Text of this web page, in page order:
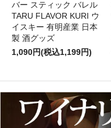
バー スティック バレル
TARU FLAVOR KURI ウ
イスキー 有明産業 日本
製 酒グッズ
1,090円(税込1,199円)